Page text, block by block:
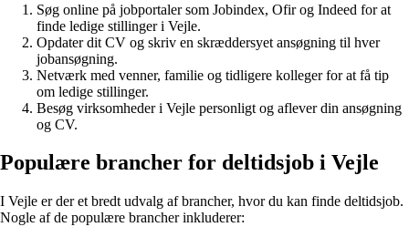
Søg online på jobportaler som Jobindex, Ofir og Indeed for at
finde ledige stillinger i Vejle.
Opdater dit CV og skriv en skræddersyet ansøgning til hver
jobansøgning.
Netværk med venner, familie og tidligere kolleger for at få tip
om ledige stillinger.
Besøg virksomheder i Vejle personligt og aflever din ansøgning
og CV.
Populære brancher for deltidsjob i Vejle
I Vejle er der et bredt udvalg af brancher, hvor du kan finde deltidsjob.
Nogle af de populære brancher inkluderer: